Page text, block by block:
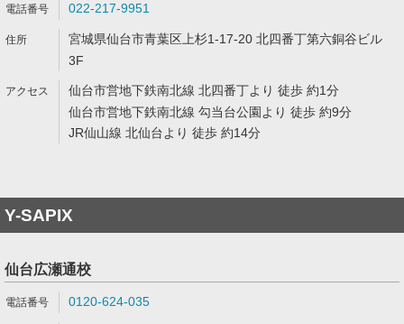
022-217-9951
宮城県仙台市青葉区上杉1-17-20 北四番丁第六銅谷ビル
3F
仙台市営地下鉄南北線 北四番丁より 徒歩 約1分
仙台市営地下鉄南北線 勾当台公園より 徒歩 約9分
JR仙山線 北仙台より 徒歩 約14分
Y-SAPIX
仙台広瀬通校
0120-624-035